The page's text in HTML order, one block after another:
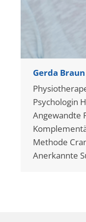
Gerda Braun
Psychologin
Angewandte
Methode
Anerkannte